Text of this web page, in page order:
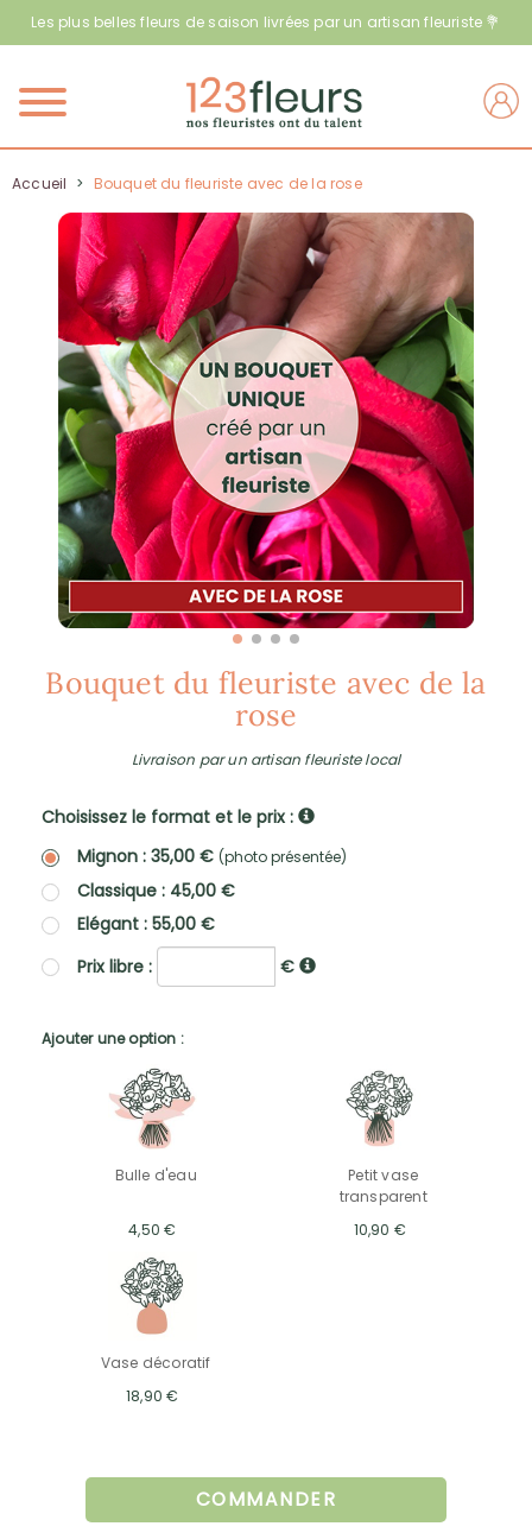
Les plus belles fleurs de saison livrées par un artisan fleuriste 💐
Menu
Accueil > Bouquet du fleuriste avec de la rose
Bouquet du fleuriste avec de la
rose
Livraison par un artisan fleuriste local
Choisissez le format et le prix :
Mignon : 35,00 € (photo présentée)
Classique : 45,00 €
Elégant : 55,00 €
Prix libre :
€
Ajouter une option :
Bulle d'eau
4,50 €
Petit vase
transparent
10,90 €
Vase décoratif
18,90 €
COMMANDER